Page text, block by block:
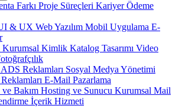
Farkı Proje Süreçleri KariyerÖdeme
& UX Web Yazılım Mobil Uygulama E-
Kurumsal Kimlik Katalog Tasarımı Video
Reklamları Sosyal Medya Yönetimi
E-Mail Pazarlama
Bakım Hosting ve Sunucu Kurumsal Mail
İçerik Hizmeti